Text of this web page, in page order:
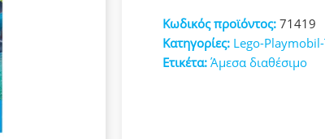
Κωδικός προϊόντος: 71419
Κατηγορίες: Lego-
Ετικέτα: Άμεσα διαθέσιμο